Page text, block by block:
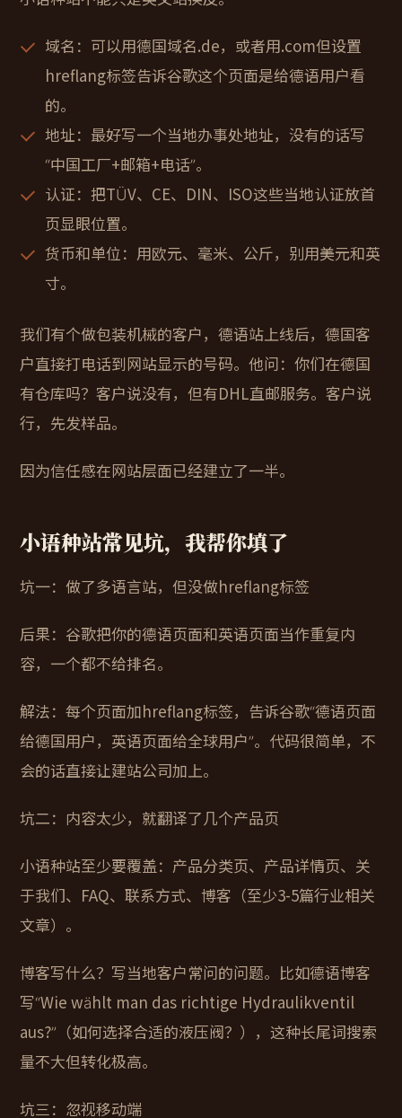
域名：可以用德国域名.de，或者用.com但设置
hreflang标签告诉谷歌这个页面是给德语用户看
的。
地址：最好写一个当地办事处地址，没有的话写
“中国工厂+邮箱+电话”。
认证：把TÜV、CE、DIN、ISO这些当地认证放首
页显眼位置。
货币和单位：用欧元、毫米、公斤，别用美元和英
寸。
我们有个做包装机械的客户，德语站上线后，德国客
户直接打电话到网站显示的号码。他问：你们在德国
有仓库吗？客户说没有，但有DHL直邮服务。客户说
行，先发样品。
因为信任感在网站层面已经建立了一半。
小语种站常见坑，我帮你填了
坑一：做了多语言站，但没做hreflang标签
后果：谷歌把你的德语页面和英语页面当作重复内
容，一个都不给排名。
解法：每个页面加hreflang标签，告诉谷歌“德语页面
给德国用户，英语页面给全球用户”。代码很简单，不
会的话直接让建站公司加上。
坑二：内容太少，就翻译了几个产品页
小语种站至少要覆盖：产品分类页、产品详情页、关
于我们、FAQ、联系方式、博客（至少3-5篇行业相关
文章）。
博客写什么？写当地客户常问的问题。比如德语博客
写“Wie wählt man das richtige Hydraulikventil
aus?”（如何选择合适的液压阀？），这种长尾词搜索
量不大但转化极高。
坑三：忽视移动端